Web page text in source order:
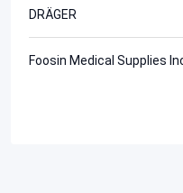
DRÄGER
Foosin Medical Supplies